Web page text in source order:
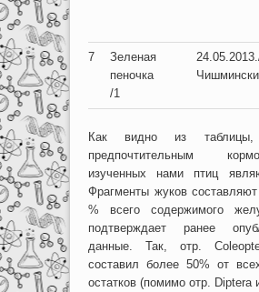
7
Зеленая
пеночка
/1
Как видно из таблицы,
предпочтительным
изученных нами птиц
Фрагменты жуков
% всего содержимого
подтверждает ранее
данные. Так, отр.
составил более 50% от
остатков (помимо отр. Diptera